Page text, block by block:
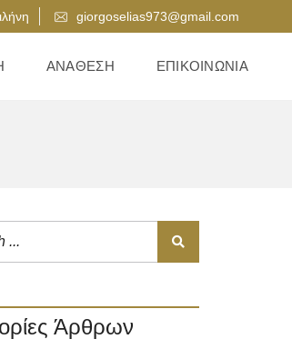
giorgoselias973@gmail.com
ΑΝΆΘΕΣΗ ΕΠΙΚΟΙΝΩΝΊΑ
Άρθρων